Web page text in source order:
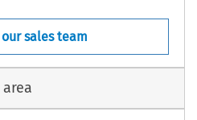
sales team